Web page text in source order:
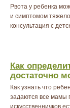
Рвота у ребенка
и симптомом
консультация с
Как
достаточно
Как узнать что
задаются все мамы
искусственничков